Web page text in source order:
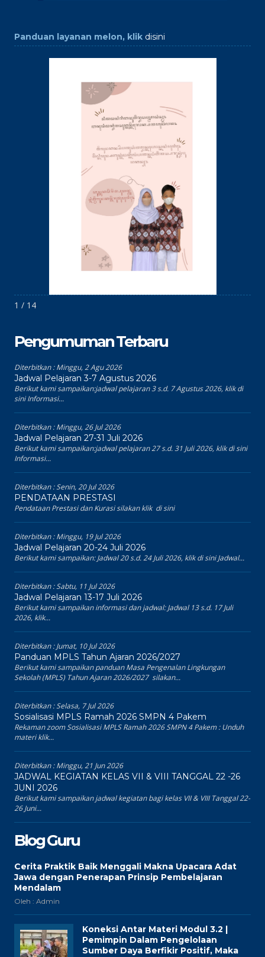
Panduan layanan melon, klik disini
1 / 14
Pengumuman Terbaru
Diterbitkan :Minggu, 2 Agu 2026
Jadwal Pelajaran 3-7 Agustus 2026
Berikut kami sampaikan:jadwal pelajaran 3 s.d. 7 Agustus 2026, klik di
sini Informasi...
Diterbitkan :Minggu, 26 Jul 2026
Jadwal Pelajaran 27-31 Juli 2026
Berikut kami sampaikan:jadwal pelajaran 27 s.d. 31 Juli 2026, klik di sini
Informasi...
Diterbitkan :Senin, 20 Jul 2026
PENDATAAN PRESTASI
Pendataan Prestasi dan Kurasi silakan klik di sini
Diterbitkan :Minggu, 19 Jul 2026
Jadwal Pelajaran 20-24 Juli 2026
Berikut kami sampaikan: Jadwal 20 s.d. 24 Juli 2026, klik di sini Jadwal...
Diterbitkan :Sabtu, 11 Jul 2026
Jadwal Pelajaran 13-17 Juli 2026
Berikut kami sampaikan informasi dan jadwal: Jadwal 13 s.d. 17 Juli
2026, klik...
Diterbitkan :Jumat, 10 Jul 2026
Panduan MPLS Tahun Ajaran 2026/2027
Berikut kami sampaikan panduan Masa Pengenalan Lingkungan
Sekolah (MPLS) Tahun Ajaran 2026/2027 silakan...
Diterbitkan :Selasa, 7 Jul 2026
Sosialisasi MPLS Ramah 2026 SMPN 4 Pakem
Rekaman zoom Sosialisasi MPLS Ramah 2026 SMPN 4 Pakem : Unduh
materi klik...
Diterbitkan :Minggu, 21 Jun 2026
JADWAL KEGIATAN KELAS VII & VIII TANGGAL 22 -26
JUNI 2026
Berikut kami sampaikan jadwal kegiatan bagi kelas VII & VIII Tanggal 22-
26 Juni...
Blog Guru
Cerita Praktik Baik Menggali Makna Upacara Adat
Jawa dengan Penerapan Prinsip Pembelajaran
Mendalam
Oleh : Admin
Koneksi Antar Materi Modul 3.2 |
Pemimpin Dalam Pengelolaan
Sumber Daya Berfikir Positif, Maka